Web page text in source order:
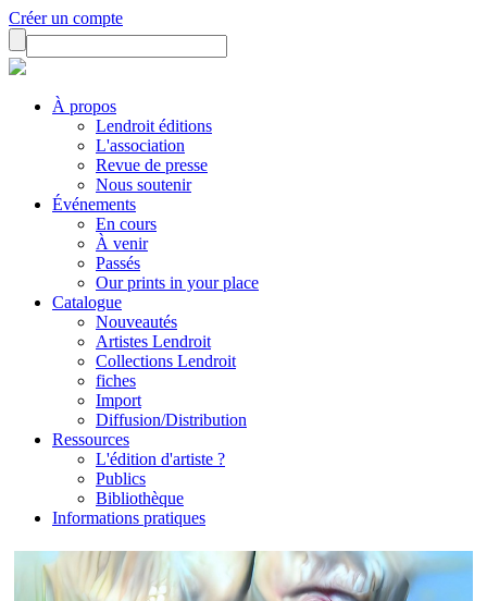
Créer un compte
À propos
Lendroit éditions
L'association
Revue de presse
Nous soutenir
Événements
En cours
À venir
Passés
Our prints in your place
Catalogue
Nouveautés
Artistes Lendroit
Collections Lendroit
fiches
Import
Diffusion/Distribution
Ressources
L'édition d'artiste ?
Publics
Bibliothèque
Informations pratiques